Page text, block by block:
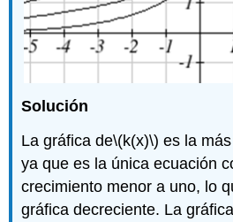
Solución
La gráfica de\(k(x)\) es la
ya que es la única ecuación
crecimiento menor a uno, lo
gráfica decreciente. La